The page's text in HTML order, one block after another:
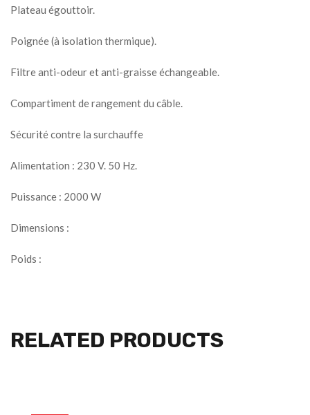
Plateau égouttoir.
Poignée (à isolation thermique).
Filtre anti-odeur et anti-graisse échangeable.
Compartiment de rangement du câble.
Sécurité contre la surchauffe
Alimentation : 230 V. 50 Hz.
Puissance : 2000 W
Dimensions :
Poids :
RELATED PRODUCTS